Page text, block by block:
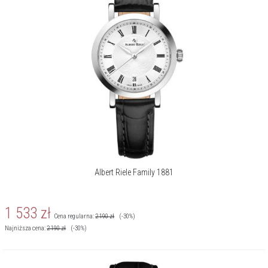
Albert Riele Family 1881 to jubileuszowa kolekcja stworzona z okazji
135-lecia marki, łącząca tradycję szwajcarskiego zegarmistrzostwa
z nowoczesną elegancją. Każdy model zachwyca dopracowanym
wzornictwem i techniczną precyzją, oddając hołd dziedzictwu marki.
Szczególnym wyróżnieniem są limitowane zegarki kieszonkowe –
symbole ponadczasowego stylu i kunsztu.
Historia marki ma swój początek w roku 1881, kiedy to w Szwajcarii
made. Albert Riele odważnie realizuje doskonałe rozwiązania w
świeżym, nowoczesnym duchu.
Albert Riele Family 1881
1 533 zł Cena regularna:2 190zł
(-30%)
Najniższa cena:2 190zł (-30%)